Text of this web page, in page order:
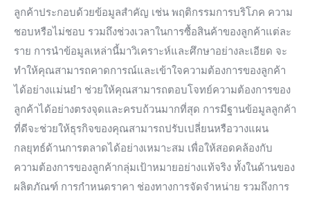
ลูกค้าประกอบด้วยข้อมูลสำคัญ เช่น พฤติกรรมการบริโภค ความ
ชอบหรือไม่ชอบ รวมถึงช่วงเวลาในการซื้อสินค้าของลูกค้าแต่ละ
ราย การนำข้อมูลเหล่านี้มาวิเคราะห์และศึกษาอย่างละเอียด จะ
ทำให้คุณสามารถคาดการณ์และเข้าใจความต้องการของลูกค้า
ได้อย่างแม่นยำ ช่วยให้คุณสามารถตอบโจทย์ความต้องการของ
ลูกค้าได้อย่างตรงจุดและครบถ้วนมากที่สุด การมีฐานข้อมูลลูกค้า
ที่ดีจะช่วยให้ธุรกิจของคุณสามารถปรับเปลี่ยนหรือวางแผน
กลยุทธ์ด้านการตลาดได้อย่างเหมาะสม เพื่อให้สอดคล้องกับ
ความต้องการของลูกค้ากลุ่มเป้าหมายอย่างแท้จริง ทั้งในด้านของ
ผลิตภัณฑ์ การกำหนดราคา ช่องทางการจัดจำหน่าย รวมถึงการ